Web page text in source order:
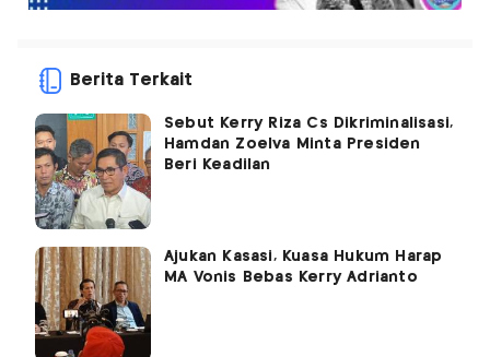
Berita Terkait
Sebut Kerry Riza Cs Dikriminalisasi,
Hamdan Zoelva Minta Presiden
Beri Keadilan
Ajukan Kasasi, Kuasa Hukum Harap
MA Vonis Bebas Kerry Adrianto